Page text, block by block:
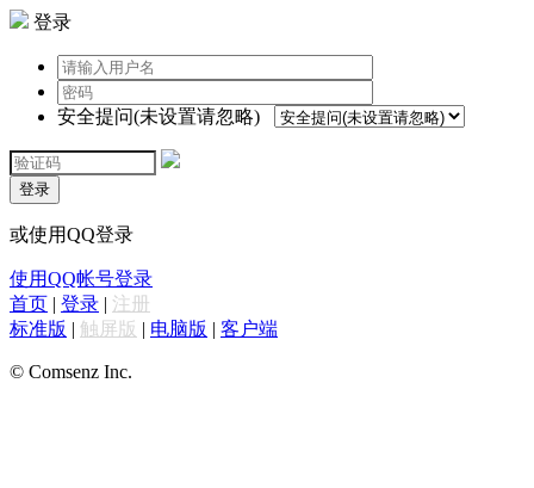
登录
安全提问(未设置请忽略)
登录
或使用QQ登录
使用QQ帐号登录
首页 | 登录 | 注册
标准版 | 触屏版 | 电脑版 | 客户端
© Comsenz Inc.